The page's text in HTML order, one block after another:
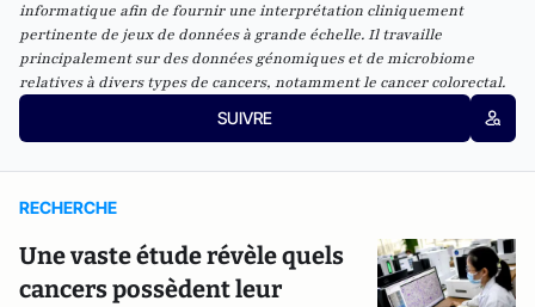
informatique afin de fournir une interprétation cliniquement
pertinente de jeux de données à grande échelle. Il travaille
principalement sur des données génomiques et de microbiome
relatives à divers types de cancers, notamment le cancer colorectal.
SUIVRE
RECHERCHE
Une vaste étude révèle quels
cancers possèdent leur